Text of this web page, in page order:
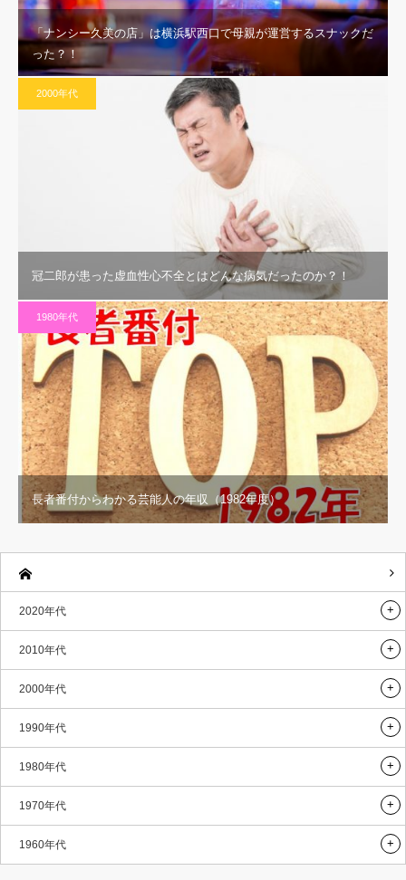
「ナンシー久美の店」は横浜駅西口で母親が運営するスナックだ
った？！
2000年代
冠二郎が患った虚血性心不全とはどんな病気だったのか？！
1980年代
長者番付からわかる芸能人の年収（1982年度）
2020年代
2010年代
2000年代
1990年代
1980年代
1970年代
1960年代